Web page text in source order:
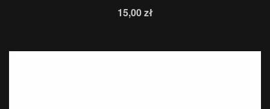
15,00zł